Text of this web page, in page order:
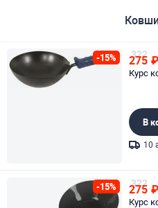
-15% 322
275 ₽
Курс
В
10
-15% 322
275 ₽
Курс